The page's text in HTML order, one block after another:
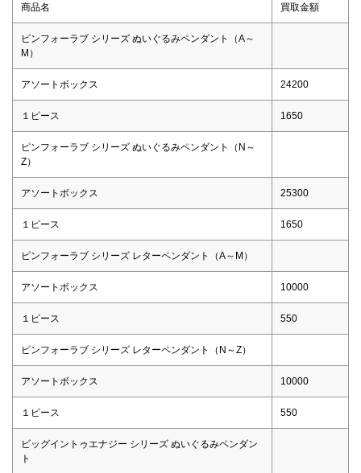
商品名 買取金額
ピンフォーラブ シリーズ ぬいぐるみペンダント（A～
M）
アソートボックス 24200
１ピース 1650
ピンフォーラブ シリーズ ぬいぐるみペンダント（N～
Z）
アソートボックス 25300
１ピース 1650
ピンフォーラブ シリーズ レターペンダント（A～M）
アソートボックス 10000
１ピース 550
ピンフォーラブ シリーズ レターペンダント（N～Z）
アソートボックス 10000
１ピース 550
ビッグイントゥエナジー シリーズ ぬいぐるみペンダン
ト